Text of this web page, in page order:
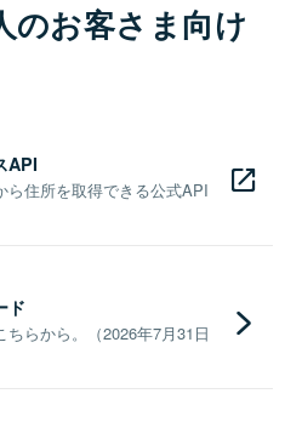
のお客さま向け
API
ら住所を取得できる公式API
ド
らから。（2026年7月31日